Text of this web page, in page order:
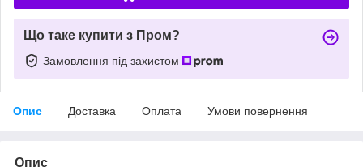
Що таке купити з Пром?
Замовлення під захистом
Опис Доставка Оплата Умови повернення
Опис